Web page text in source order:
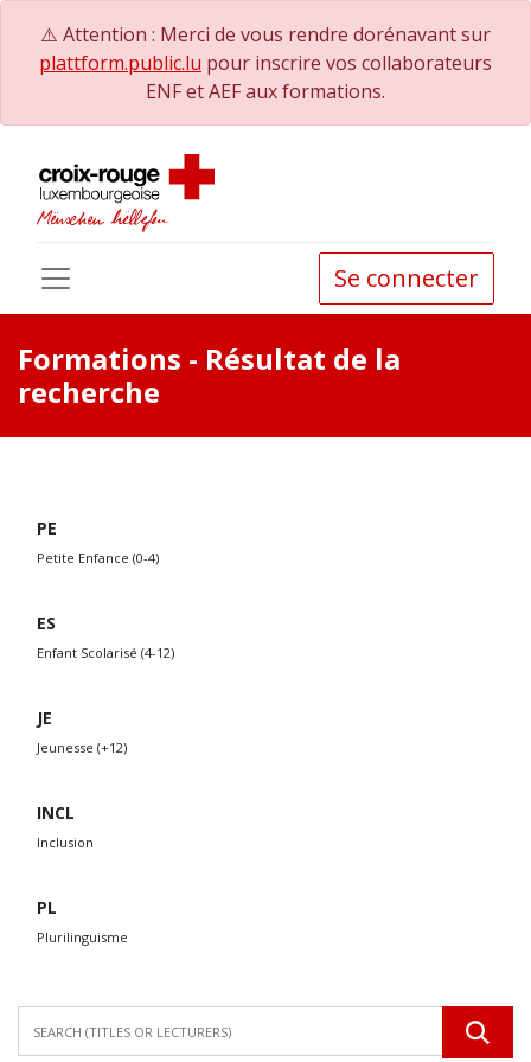
⚠️ Attention : Merci de vous rendre dorénavant sur
plattform.public.lu pour inscrire vos collaborateurs
ENF et AEF aux formations.
Se connecter
Formations - Résultat de la
recherche
PE
Petite Enfance (0-4)
ES
Enfant Scolarisé (4-12)
JE
Jeunesse (+12)
INCL
Inclusion
PL
Plurilinguisme